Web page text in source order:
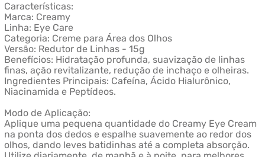
Características:
Marca: Creamy
Linha: Eye Care
Categoria: Creme para Área dos Olhos
Versão: Redutor de Linhas - 15g
Benefícios: Hidratação profunda, suavização de linhas
finas, ação revitalizante, redução de inchaço e olheiras.
Ingredientes Principais: Cafeína, Ácido Hialurônico,
Niacinamida e Peptídeos.
Modo de Aplicação:
Aplique uma pequena quantidade do Creamy Eye Cream
na ponta dos dedos e espalhe suavemente ao redor dos
olhos, dando leves batidinhas até a completa absorção.